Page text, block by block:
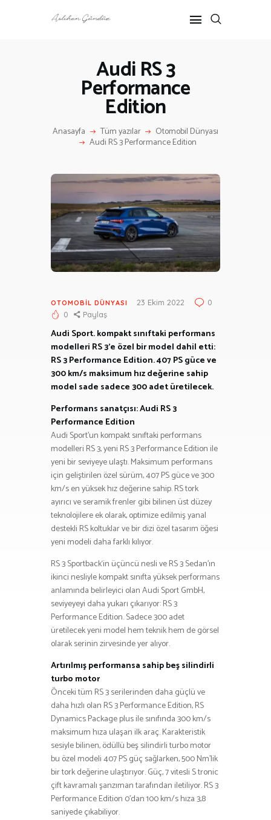
Audi RS 3
Performance
Edition
Anasayfa Tüm yazılar Otomobil Dünyası
Audi RS 3 Performance Edition
ANASAYFA
RÖPORTAJ
ANNE-ÇOCUK
KÜLTÜR SANAT
İLETIŞIM
OTOMOBIL DÜNYASI 23 Ekim 2022
0
0
Paylaş
Audi Sport. kompakt sınıftaki performans
modelleri RS 3’e özel bir model dahil etti:
RS 3 Performance Edition. 407 PS güce ve
300 km/s maksimum hız değerine sahip
model sade sadece 300 adet üretilecek.
Performans sanatçısı: Audi RS 3
Performance Edition
Audi Sport’un kompakt sınıftaki performans
modelleri RS 3, yeni RS 3 Performance Edition ile
yeni bir seviyeye ulaştı. Maksimum performans
için geliştirilen özel sürüm, 407 PS güce ve 300
km/s en yüksek hız değerine sahip. RS tork
ayırıcı ve seramik frenler gibi bilinen üst düzey
teknolojilere ek olarak, optimize edilmiş yanal
destekli RS koltuklar ve bir dizi özel tasarım öğesi
yeni modeli daha farklı kılıyor.
RS 3 Sportback‘in üçüncü nesli ve RS 3 Sedan’ın
ikinci nesliyle kompakt sınıfta yüksek performans
anlamında belirleyici olan Audi Sport GmbH,
seviyeyeyi daha yukarı çıkarıyor: RS 3
Performance Edition. Sadece 300 adet
üretilecek yeni model hem teknik hem de görsel
olarak serinin zirvesinde yer alıyor.
Artırılmış performansa sahip beş silindirli
turbo motor
Önceki tüm RS 3 serilerinden daha güçlü ve
daha hızlı olan RS 3 Performance Edition, RS
Dynamics Package plus ile sınıfında 300 km/s
maksimum hıza ulaşan ilk araç. Karakteristik
sesiyle bilinen, ödüllü beş silindirli turbo motor
bu özel modeli 407 PS güç sağlarken, 500 Nm’lik
bir tork değerine ulaştırıyor. Güç, 7 vitesli S tronic
çift kavramalı şanzıman tarafından iletiliyor. RS 3
Performance Edition 0’dan 100 km/s hıza 3,8
saniyede çıkabiliyor.